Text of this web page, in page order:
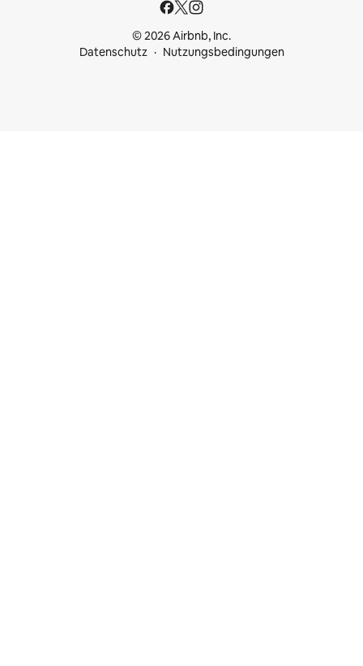
© 2026 Airbnb, Inc.
Datenschutz
Nutzungsbedingungen